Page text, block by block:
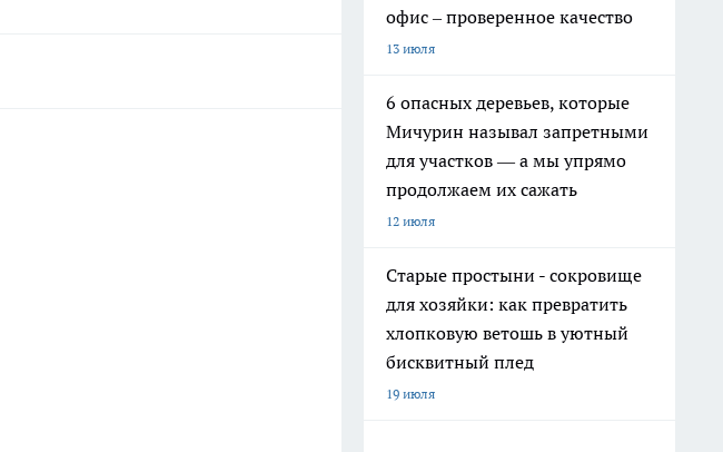
офис – проверенное качество
13 июля
6 опасных деревьев, которые
Мичурин называл запретными
для участков — а мы упрямо
продолжаем их сажать
12 июля
Старые простыни - сокровище
для хозяйки: как превратить
хлопковую ветошь в уютный
бисквитный плед
19 июля